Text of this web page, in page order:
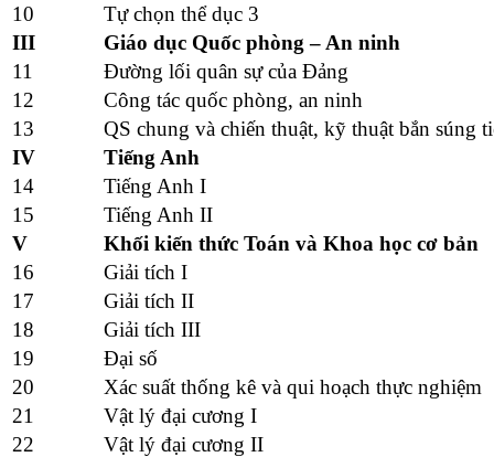
10
Tự chọn thể dục 3
III
Giáo dục Quốc phòng – An ninh
11
Đường lối quân sự của Đảng
12
Công tác quốc phòng, an ninh
13
QS chung và chiến thuật, kỹ thuật bắn súng
IV
Tiếng Anh
14
Tiếng Anh I
15
Tiếng Anh II
V
Khối kiến thức Toán và Khoa học cơ bản
16
Giải tích I
17
Giải tích II
18
Giải tích III
19
Đại số
20
Xác suất thống kê và qui hoạch thực nghiệm
21
Vật lý đại cương I
22
Vật lý đại cương II